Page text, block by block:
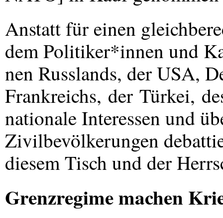
Anstatt für einen
dem Politiker*innen und
nen Russlands, derUSA,
Frankreichs, der Türkei,
nationale Interessen und
Zivilbevölkerungen
diesem Tisch und der
Grenzregime machen